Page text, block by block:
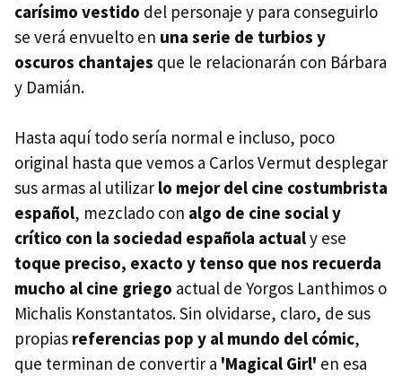
carísimo vestido del personaje y para conseguirlo
se verá envuelto en una serie de turbios y
oscuros chantajes que le relacionarán con Bárbara
y Damián.
Hasta aquí todo sería normal e incluso, poco
original hasta que vemos a Carlos Vermut desplegar
sus armas al utilizar lo mejor del cine costumbrista
español, mezclado con algo de cine social y
crítico con la sociedad española actualy ese
toque preciso, exacto y tenso que nos recuerda
mucho al cine griego actual de Yorgos Lanthimos o
Michalis Konstantatos. Sin olvidarse, claro, de sus
propias referencias pop y al mundo del cómic,
que terminan de convertir a 'Magical Girl' en esa